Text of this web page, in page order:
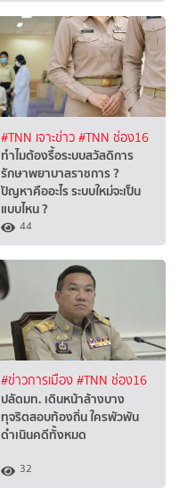
#TNN เจาะข่าว#TNN ช่อง16
ทำไมต้องรื้อระบบสวัสดิการ
รักษาพยาบาลราชการ ?
ปัญหาคืออะไร ระบบใหม่จะเป็น
แบบไหน ?
44
#ข่าวการเมือง#TNN ช่อง16
ปลัดมท. เดินหน้าล้างบาง
ทุจริตสอบท้องถิ่น ใครพัวพัน
ดำเนินคดีทั้งหมด
32